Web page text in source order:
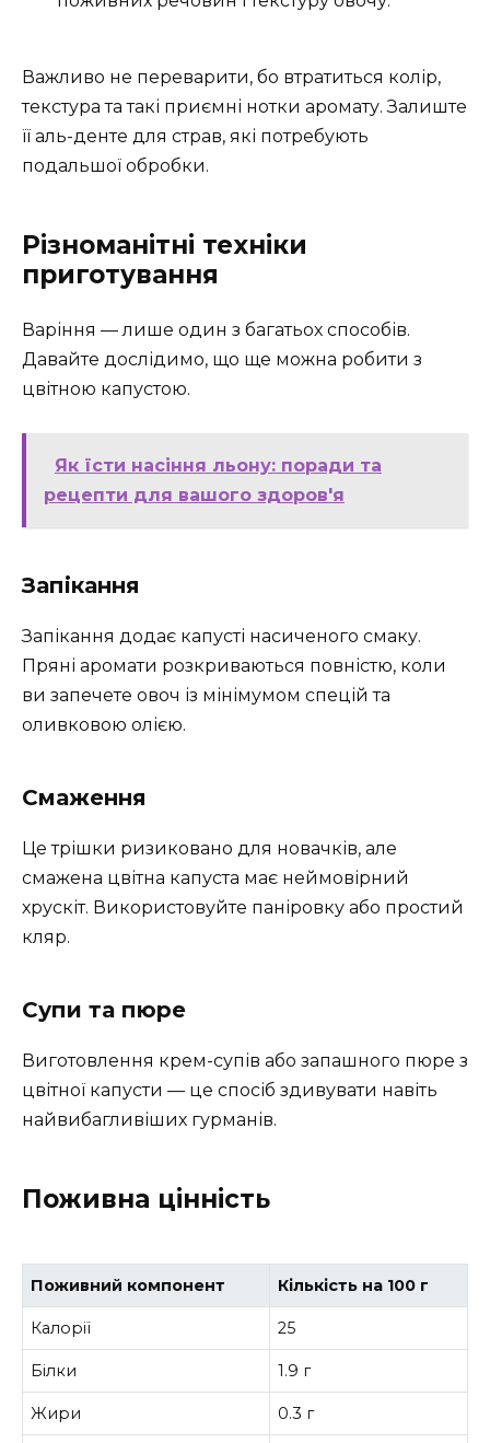
Важливо не переварити, бо втратиться колір,
текстура та такі приємні нотки аромату. Залиште
її аль-денте для страв, які потребують
подальшої обробки.
Різноманітні техніки
приготування
Варіння — лише один з багатьох способів.
Давайте дослідимо, що ще можна робити з
цвітною капустою.
Як їсти насіння льону: поради та
рецепти для вашого здоров'я
Запікання
Запікання додає капусті насиченого смаку.
Пряні аромати розкриваються повністю, коли
ви запечете овоч із мінімумом спецій та
оливковою олією.
Смаження
Це трішки ризиковано для новачків, але
смажена цвітна капуста має неймовірний
хрускіт. Використовуйте паніровку або простий
кляр.
Супи та пюре
Виготовлення крем-супів або запашного пюре з
цвітної капусти — це спосіб здивувати навіть
найвибагливіших гурманів.
Поживна цінність
Поживний компонент Кількість на 100 г
Калорії 25
Білки 1.9 г
Жири 0.3 г